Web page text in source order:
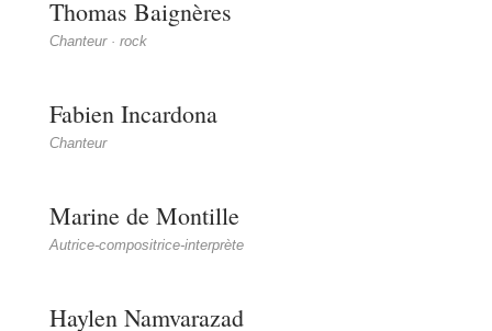
Thomas Baignères
Chanteur · rock
Fabien Incardona
Chanteur
Marine de Montille
Autrice-compositrice-interprète
Haylen Namvarazad